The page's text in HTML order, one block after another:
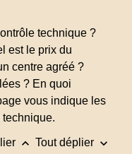
technique ?
est le prix du
centre agréé ?
? En quoi
vous indique les
keyboard_arrow_up Tout déplier keyboard_arrow_down